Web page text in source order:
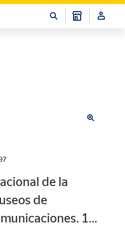
de la
de
1